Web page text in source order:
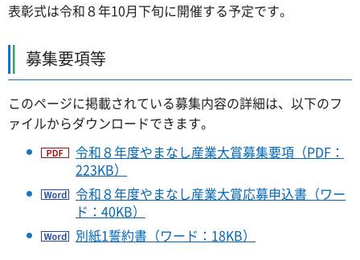
表彰式は令和８年10月下旬に開催する予定です。
募集要項等
このページに掲載されている募集内容の詳細は、以下のフ
ァイルからダウンロードできます。
令和８年度やまなし産業大賞募集要項（PDF：
223KB）
令和８年度やまなし産業大賞応募申込書（ワー
ド：40KB）
別紙1誓約書（ワード：18KB）